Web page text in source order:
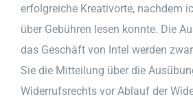
erfolgreiche Kreativorte, nachdem
über Gebühren lesen konnte. Die
das Geschäft von Intel werden
Sie die Mitteilung über die
Widerrufsrechts vor Ablauf der